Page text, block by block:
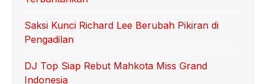
Saksi Kunci Richard Lee Berubah Pikiran di
Pengadilan
DJ Top Siap Rebut Mahkota Miss Grand
Indonesia